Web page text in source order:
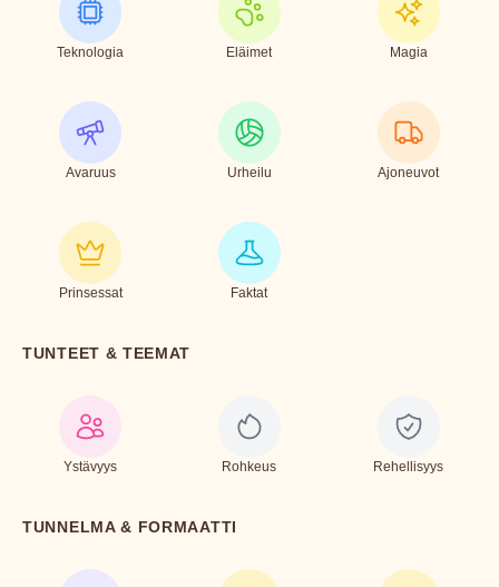
Teknologia Eläimet Magia
Avaruus Urheilu Ajoneuvot
Prinsessat Faktat
TUNTEET & TEEMAT
Ystävyys Rohkeus Rehellisyys
TUNNELMA & FORMAATTI